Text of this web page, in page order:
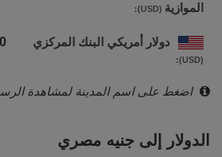
الموازية (USD)
:
دولار أمريكي البنك المركزي
(USD)
:
اضغط على اسم المدينة لمشاهدة
الدولار إلى جنيه مصري